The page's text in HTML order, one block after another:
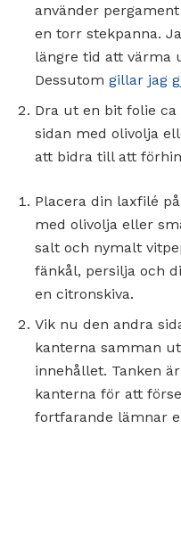
använder
en torr stekpanna.
längre tid att värma
Dessutom gillar jag
Dra ut en bit folie ca
sidan med olivolja
att bidra till att
Placera din laxfilé
med olivolja eller
salt och nymalt
fänkål, persilja och
en citronskiva.
Vik nu den andra
kanterna samman
innehållet. Tanken
kanterna för att
fortfarande lämnar